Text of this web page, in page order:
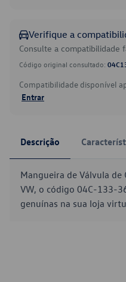
Verifique a
Consulte a compatibilidade
Código original consultado:
Compatibilidade disponível
Entrar
Descrição
Mangueira de Válvula
VW, o código 04C-133-
genuínas na sua loja